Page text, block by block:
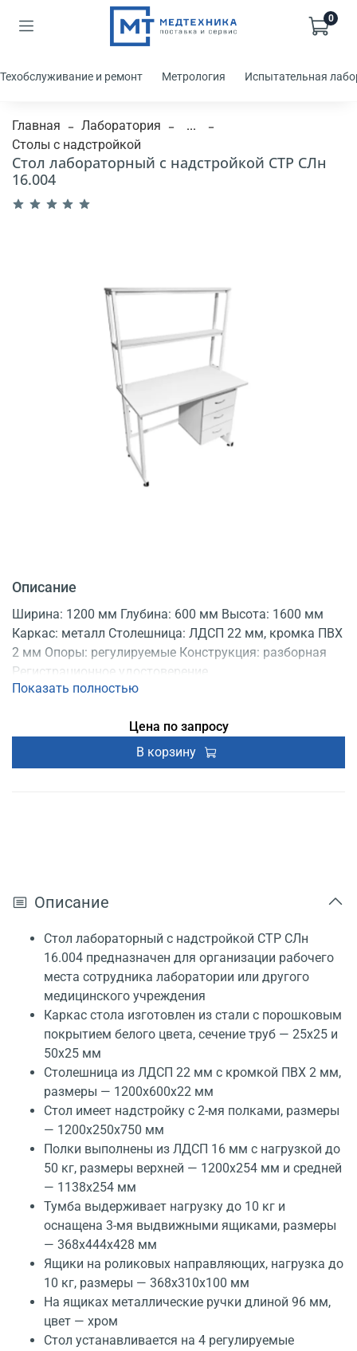
0
Техобслуживание и ремонт Метрология Испытательная
Главная Лаборатория
...
Столы с надстройкой
Стол лабораторный с надстройкой СТР СЛн
16.004
Описание
Ширина: 1200 мм Глубина: 600 мм Высота: 1600 мм
Каркас: металл Столешница: ЛДСП 22 мм, кромка ПВХ
2 мм Опоры: регулируемые Конструкция: разборная
Регистрационное удостоверение
Показать полностью
Цена по запросу
В корзину
Описание
Стол лабораторный с надстройкой СТР СЛн
16.004 предназначен для организации рабочего
места сотрудника лаборатории или другого
медицинского учреждения
Каркас стола изготовлен из стали с порошковым
покрытием белого цвета, сечение труб — 25x25 и
50x25 мм
Столешница из ЛДСП 22 мм с кромкой ПВХ 2 мм,
размеры — 1200x600x22 мм
Стол имеет надстройку с 2-мя полками, размеры
— 1200x250x750 мм
Полки выполнены из ЛДСП 16 мм с нагрузкой до
50 кг, размеры верхней — 1200x254 мм и средней
— 1138x254 мм
Тумба выдерживает нагрузку до 10 кг и
оснащена 3-мя выдвижными ящиками, размеры
— 368x444x428 мм
Ящики на роликовых направляющих, нагрузка до
10 кг, размеры — 368x310x100 мм
На ящиках металлические ручки длиной 96 мм,
цвет — хром
Стол устанавливается на 4 регулируемые